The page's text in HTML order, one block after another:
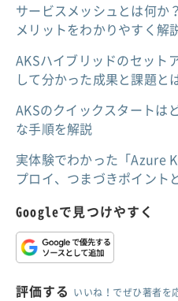
サービスメッシュとは何か
メリットをわかりやすく解
AKSハイブリッドのセット
して分かった成果と課題と
AKSのクイックスタートは
な手順を解説
実体験でわかった「Azure
プロイ、つまづきポイント
Googleで見つけやすく
評価する いいね！でぜひ著者を